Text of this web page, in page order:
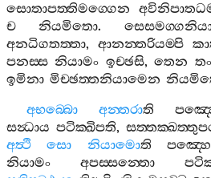
සොතාපත‍්තිමග‍්ගෙන
ච
නියමිතො.
අනධිගතත‍්තා, ආනන‍්තරියම‍්පි
පනස‍්ස නියාමං ඉච‍්ඡසි,තෙන තං
ඉමිනා මිච‍්ඡත‍්තනියාමෙන
අභබ‍්බො
අන‍්තරාති
සන්‍ධාය පටික‍්ඛිපති,
අත්‍ථි
සො නියාමොති පඤ‍්හෙ
නියාමං
අපස‍්සන‍්තො